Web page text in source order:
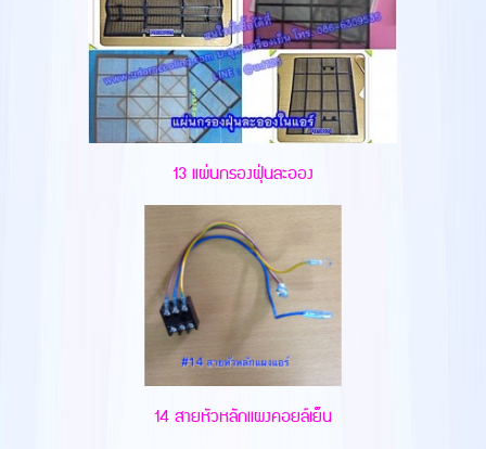
13 แผ่นกรองฝุ่นละออง
14 สายหัวหลักแผงคอยล์เย็น